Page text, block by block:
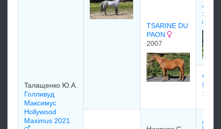
Taлaщeнко Ю.А.
Голливуд
Максимус
Hollywood
Maximus 2021
TSARINE DU
PAON
2007
Аль
Paon
1994